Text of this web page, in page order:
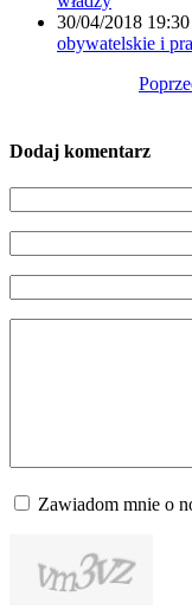
30/04/2018 19:30
obywatelskie i
Dodaj komentarz
Zawiadom mnie o